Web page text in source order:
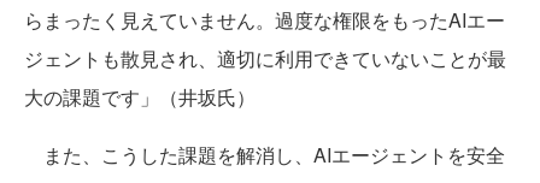
らまったく見えていません。過度な権限をもったAIエー
ジェントも散見され、適切に利用できていないことが最
大の課題です」（井坂氏）
また、こうした課題を解消し、AIエージェントを安全